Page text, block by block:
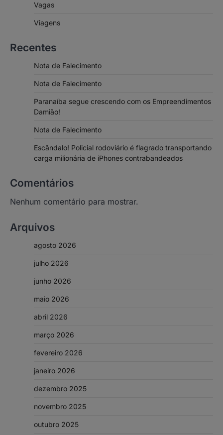
Vagas
Viagens
Recentes
Nota de Falecimento
Nota de Falecimento
Paranaíba segue crescendo com os Empreendimentos
Damião!
Nota de Falecimento
Escândalo! Policial rodoviário é flagrado transportando
carga milionária de iPhones contrabandeados
Comentários
Nenhum comentário para mostrar.
Arquivos
agosto 2026
julho 2026
junho 2026
maio 2026
abril 2026
março 2026
fevereiro 2026
janeiro 2026
dezembro 2025
novembro 2025
outubro 2025